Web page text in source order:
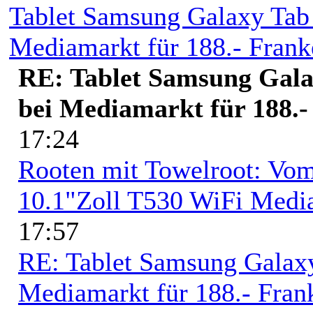
Tablet Samsung Galaxy
Mediamarkt für 188.-
RE: Tablet Samsung
bei Mediamarkt für
17:24
Rooten mit Towelroot:
10.1"Zoll T530 WiFi
17:57
RE: Tablet Samsung
Mediamarkt für 188.-